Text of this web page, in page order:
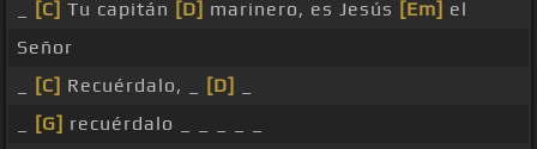
[C] Tu capitán [D] marinero, es Jesús [Em] el
Señor
[C] Recuérdalo, _ [D]
[G] recuérdalo _ _ _ _ _